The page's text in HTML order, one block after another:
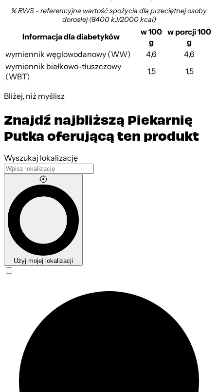
% RWS - referencyjna wartość spożycia dla przeciętnej osoby
dorosłej (8400 kJ/2000 kcal)
Informacja dla diabetyków
w 100
g
w porcji 100
g
wymiennik węglowodanowy (WW)
4,6
4,6
wymiennik białkowo-tłuszczowy
(WBT)
1,5 1,5
Bliżej, niż myślisz
Znajdź najbliższą Piekarnię
Putka oferującą ten produkt
Wyszukaj lokalizację
Użyj mojej lokalizacji